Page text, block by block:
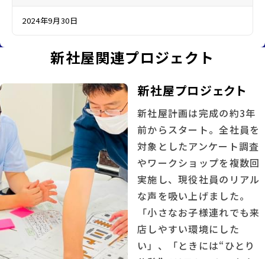
2024年9月30日
新社屋関連プロジェクト
新社屋プロジェクト
新社屋計画は完成の約3年
前からスタート。全社員を
対象としたアンケート調査
やワークショップを複数回
実施し、現役社員のリアル
な声を吸い上げました。
「小さなお子様連れでも来
店しやすい環境にした
い」、「ときには“ひとり